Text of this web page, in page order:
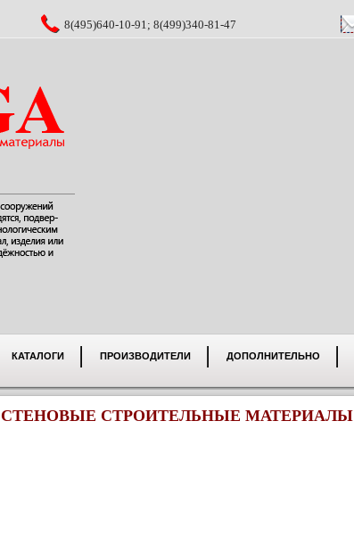
8(495)640-10-91; 8(499)340-81-47
КАТАЛОГИ ПРОИЗВОДИТЕЛИ ДОПОЛНИТЕЛЬНО
СТЕНОВЫЕ СТРОИТЕЛЬНЫЕ МАТЕРИАЛЫ